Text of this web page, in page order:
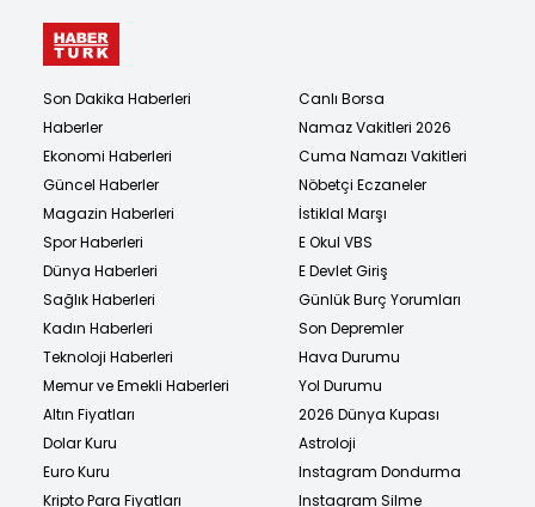
Son Dakika Haberleri
Haberler
Ekonomi Haberleri
Güncel Haberler
Magazin Haberleri
Spor Haberleri
Dünya Haberleri
Sağlık Haberleri
Kadın Haberleri
Teknoloji Haberleri
Memur ve Emekli Haberleri
Altın Fiyatları
Dolar Kuru
Euro Kuru
Kripto Para Fiyatları
Canlı Borsa
Namaz Vakitleri 2026
Cuma Namazı Vakitleri
Nöbetçi Eczaneler
İstiklal Marşı
E Okul VBS
E Devlet Giriş
Günlük Burç Yorumları
Son Depremler
Hava Durumu
Yol Durumu
2026 Dünya Kupası
Astroloji
Instagram Dondurma
Instagram Silme